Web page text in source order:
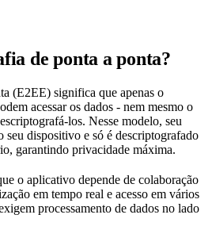
de ponta a ponta?
(E2EE) significa que apenas o
acessar os dados - nem mesmo o
los. Nesse modelo, seu
seu dispositivo e só é descriptografado
garantindo privacidade máxima.
o aplicativo depende de colaboração
em tempo real e acesso em vários
processamento de dados no lado